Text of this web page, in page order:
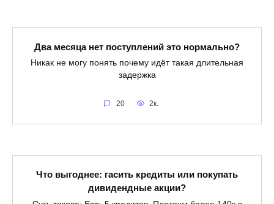
Два месяца нет поступлений это нормально?
Никак не могу понять почему идёт такая длительная
задержка
20 2к.
Что выгоднее: гасить кредиты или покупать
дивидендные акции?